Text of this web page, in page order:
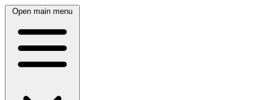
Open main menu